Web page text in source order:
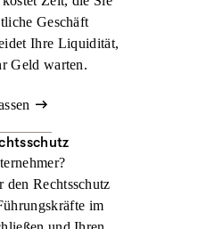
Geschäft
Ihre Liquidität,
Geld warten.
den Rechtsschutz
im